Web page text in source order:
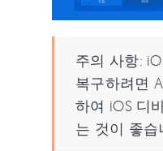
주의 사항:
복구하려면
하여 iOS 디
는 것이 좋습